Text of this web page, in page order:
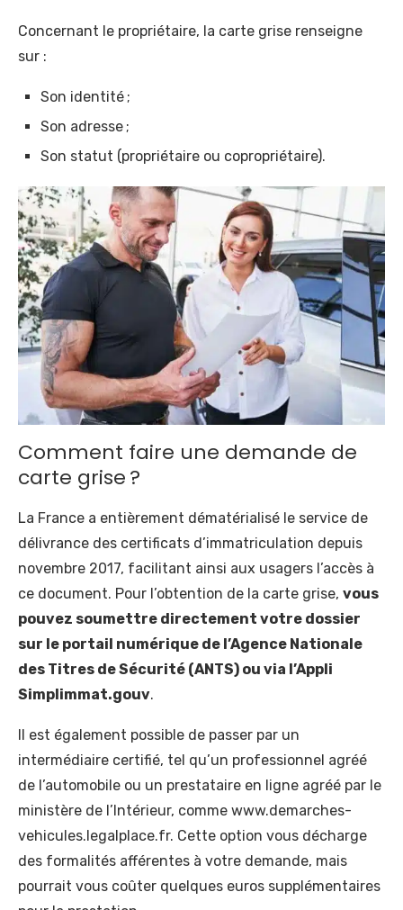
Concernant le propriétaire, la carte grise renseigne
sur :
Son identité ;
Son adresse ;
Son statut (propriétaire ou copropriétaire).
Comment faire une demande de
carte grise ?
La France a entièrement dématérialisé le service de
délivrance des certificats d’immatriculation depuis
novembre 2017, facilitant ainsi aux usagers l’accès à
ce document. Pour l’obtention de la carte grise, vous
pouvez soumettre directement votre dossier
sur le portail numérique de l’Agence Nationale
des Titres de Sécurité (ANTS) ou via l’Appli
Simplimmat.gouv.
Il est également possible de passer par un
intermédiaire certifié, tel qu’un professionnel agréé
de l’automobile ou un prestataire en ligne agréé par le
ministère de l’Intérieur, comme www.demarches-
vehicules.legalplace.fr. Cette option vous décharge
des formalités afférentes à votre demande, mais
pourrait vous coûter quelques euros supplémentaires